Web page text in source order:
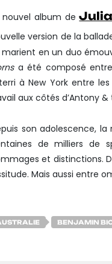
nouvel album de
version de la
marient en un duo
a été composé entre
à New York entre
aux côtés d’Antony
son adolescence,
de milliers de
et distinctions.
Mais aussi entre
BENJAMIN